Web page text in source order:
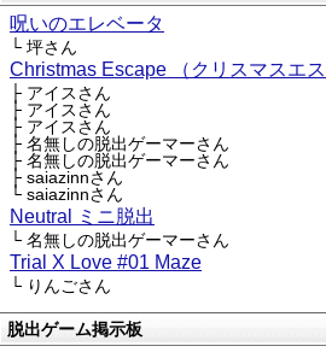
呪いのエレベータ
└ 坪さん
Christmas Escape （クリスマスエス
├ アイスさん
├ アイスさん
├ アイスさん
├ 名無しの脱出ゲーマーさん
├ 名無しの脱出ゲーマーさん
├ saiazinnさん
└ saiazinnさん
Neutral ミニ脱出
└ 名無しの脱出ゲーマーさん
Trial X Love #01 Maze
└ りんごさん
脱出ゲーム掲示板